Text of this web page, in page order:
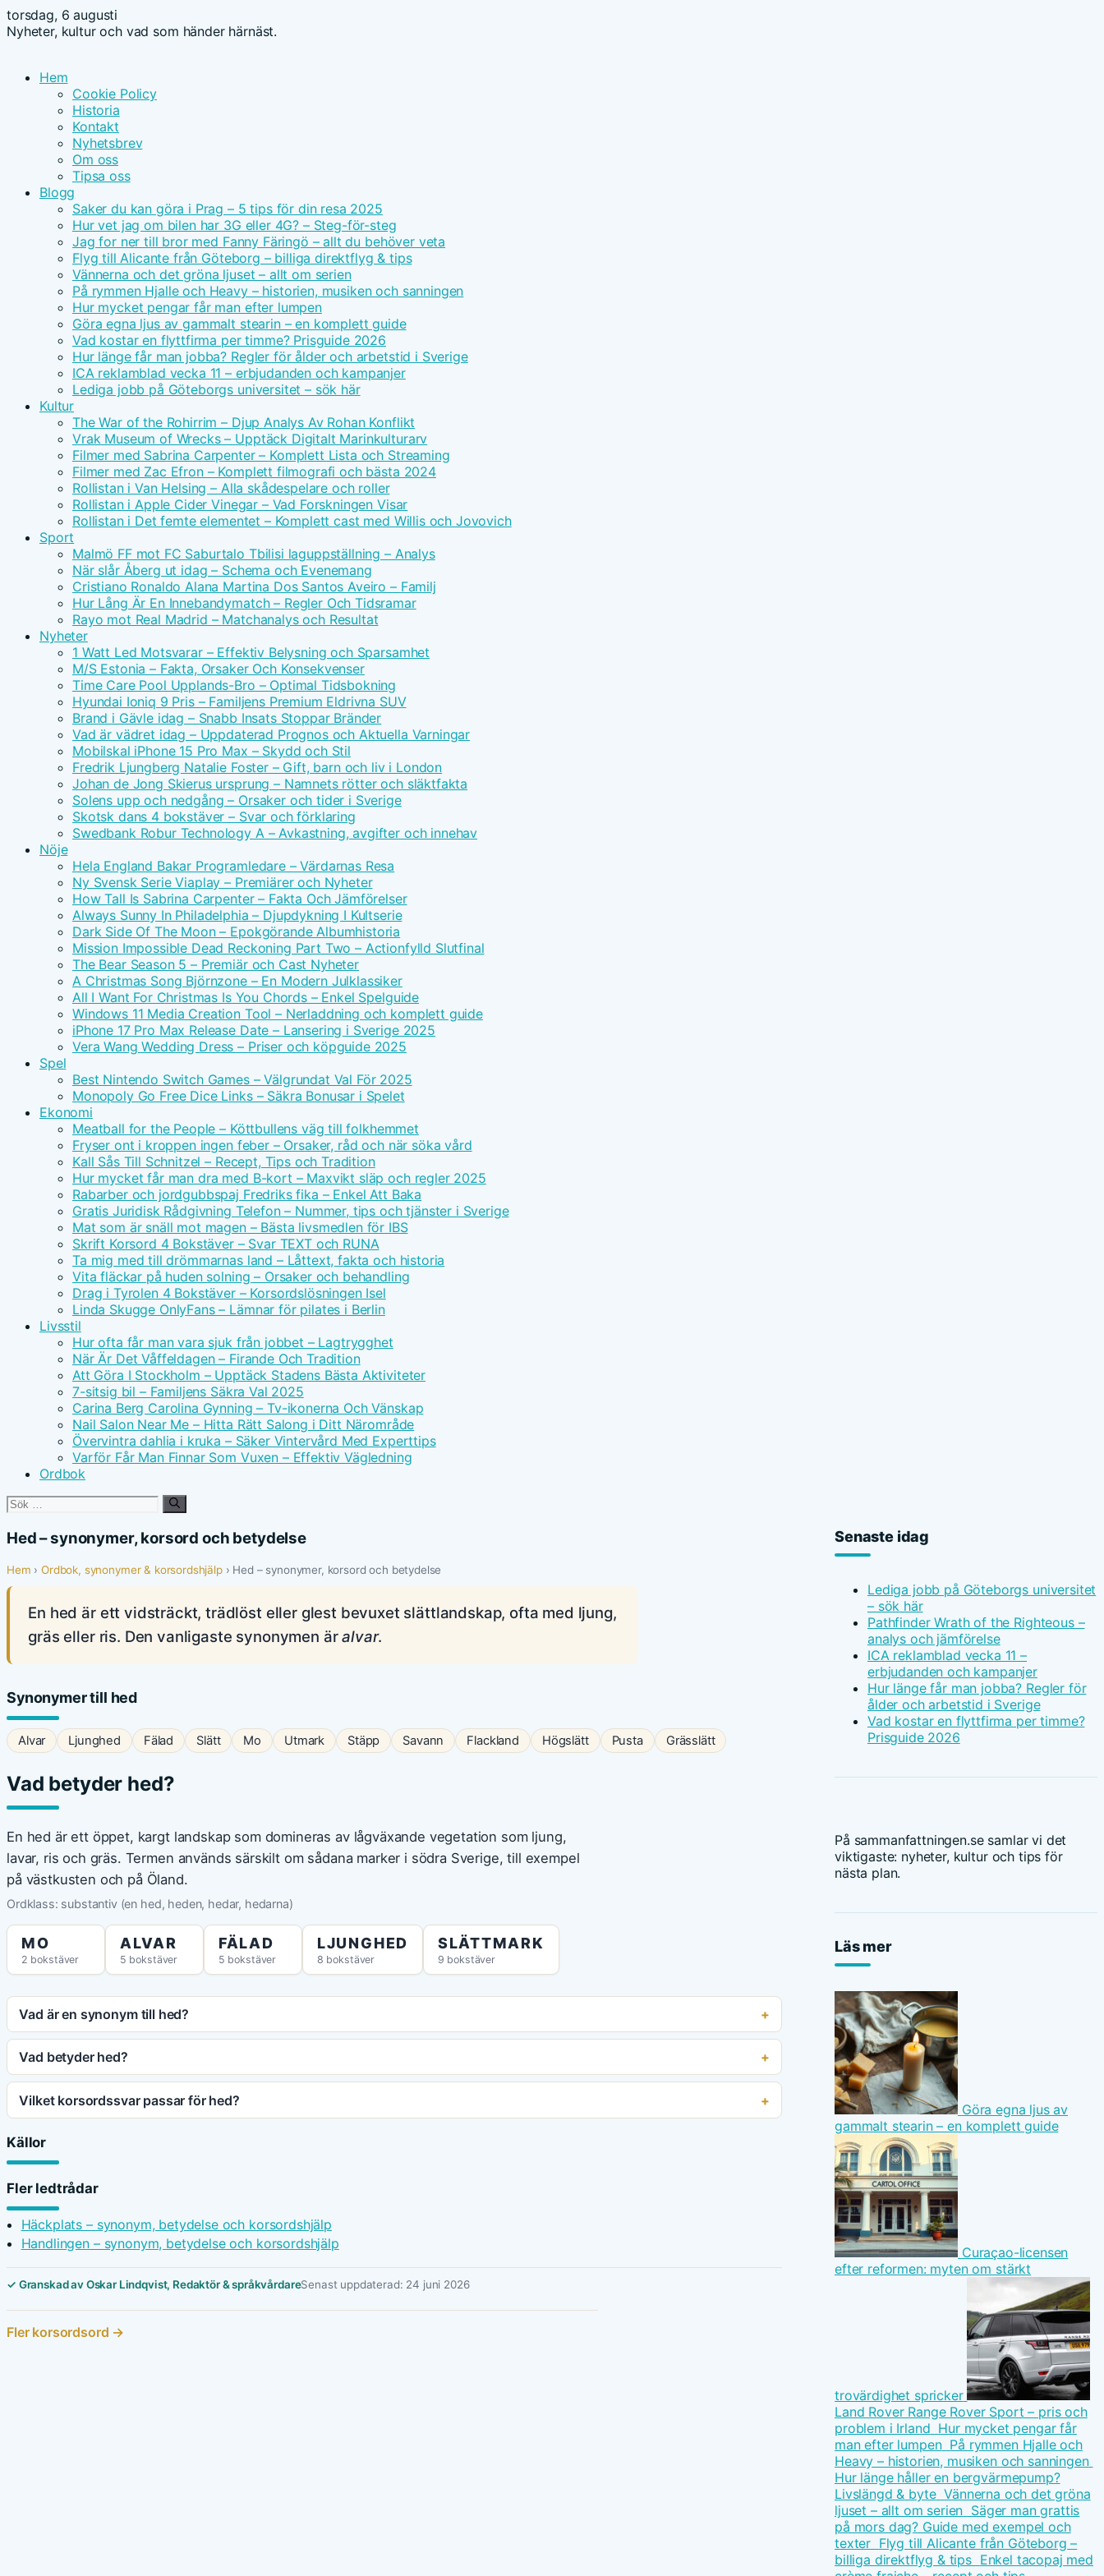
torsdag, 6 augusti
Nyheter, kultur och vad som händer härnäst.
Hem
Cookie Policy
Historia
Kontakt
Nyhetsbrev
Om oss
Tipsa oss
Blogg
Saker du kan göra i Prag – 5 tips för din resa 2025
Hur vet jag om bilen har 3G eller 4G? – Steg-för-steg
Jag for ner till bror med Fanny Färingö – allt du behöver veta
Flyg till Alicante från Göteborg – billiga direktflyg & tips
Vännerna och det gröna ljuset – allt om serien
På rymmen Hjalle och Heavy – historien, musiken och sanningen
Hur mycket pengar får man efter lumpen
Göra egna ljus av gammalt stearin – en komplett guide
Vad kostar en flyttfirma per timme? Prisguide 2026
Hur länge får man jobba? Regler för ålder och arbetstid i Sverige
ICA reklamblad vecka 11 – erbjudanden och kampanjer
Lediga jobb på Göteborgs universitet – sök här
Kultur
The War of the Rohirrim – Djup Analys Av Rohan Konflikt
Vrak Museum of Wrecks – Upptäck Digitalt Marinkulturarv
Filmer med Sabrina Carpenter – Komplett Lista och Streaming
Filmer med Zac Efron – Komplett filmografi och bästa 2024
Rollistan i Van Helsing – Alla skådespelare och roller
Rollistan i Apple Cider Vinegar – Vad Forskningen Visar
Rollistan i Det femte elementet – Komplett cast med Willis och Jovovich
Sport
Malmö FF mot FC Saburtalo Tbilisi laguppställning – Analys
När slår Åberg ut idag – Schema och Evenemang
Cristiano Ronaldo Alana Martina Dos Santos Aveiro – Familj
Hur Lång Är En Innebandymatch – Regler Och Tidsramar
Rayo mot Real Madrid – Matchanalys och Resultat
Nyheter
1 Watt Led Motsvarar – Effektiv Belysning och Sparsamhet
M/S Estonia – Fakta, Orsaker Och Konsekvenser
Time Care Pool Upplands-Bro – Optimal Tidsbokning
Hyundai Ioniq 9 Pris – Familjens Premium Eldrivna SUV
Brand i Gävle idag – Snabb Insats Stoppar Bränder
Vad är vädret idag – Uppdaterad Prognos och Aktuella Varningar
Mobilskal iPhone 15 Pro Max – Skydd och Stil
Fredrik Ljungberg Natalie Foster – Gift, barn och liv i London
Johan de Jong Skierus ursprung – Namnets rötter och släktfakta
Solens upp och nedgång – Orsaker och tider i Sverige
Skotsk dans 4 bokstäver – Svar och förklaring
Swedbank Robur Technology A – Avkastning, avgifter och innehav
Nöje
Hela England Bakar Programledare – Värdarnas Resa
Ny Svensk Serie Viaplay – Premiärer och Nyheter
How Tall Is Sabrina Carpenter – Fakta Och Jämförelser
Always Sunny In Philadelphia – Djupdykning I Kultserie
Dark Side Of The Moon – Epokgörande Albumhistoria
Mission Impossible Dead Reckoning Part Two – Actionfylld Slutfinal
The Bear Season 5 – Premiär och Cast Nyheter
A Christmas Song Björnzone – En Modern Julklassiker
All I Want For Christmas Is You Chords – Enkel Spelguide
Windows 11 Media Creation Tool – Nerladdning och komplett guide
iPhone 17 Pro Max Release Date – Lansering i Sverige 2025
Vera Wang Wedding Dress – Priser och köpguide 2025
Spel
Best Nintendo Switch Games – Välgrundat Val För 2025
Monopoly Go Free Dice Links – Säkra Bonusar i Spelet
Ekonomi
Meatball for the People – Köttbullens väg till folkhemmet
Fryser ont i kroppen ingen feber – Orsaker, råd och när söka vård
Kall Sås Till Schnitzel – Recept, Tips och Tradition
Hur mycket får man dra med B-kort – Maxvikt släp och regler 2025
Rabarber och jordgubbspaj Fredriks fika – Enkel Att Baka
Gratis Juridisk Rådgivning Telefon – Nummer, tips och tjänster i Sverige
Mat som är snäll mot magen – Bästa livsmedlen för IBS
Skrift Korsord 4 Bokstäver – Svar TEXT och RUNA
Ta mig med till drömmarnas land – Låttext, fakta och historia
Vita fläckar på huden solning – Orsaker och behandling
Drag i Tyrolen 4 Bokstäver – Korsordslösningen Isel
Linda Skugge OnlyFans – Lämnar för pilates i Berlin
Livsstil
Hur ofta får man vara sjuk från jobbet – Lagtrygghet
När Är Det Våffeldagen – Firande Och Tradition
Att Göra I Stockholm – Upptäck Stadens Bästa Aktiviteter
7-sitsig bil – Familjens Säkra Val 2025
Carina Berg Carolina Gynning – Tv-ikonerna Och Vänskap
Nail Salon Near Me – Hitta Rätt Salong i Ditt Närområde
Övervintra dahlia i kruka – Säker Vintervård Med Experttips
Varför Får Man Finnar Som Vuxen – Effektiv Vägledning
Ordbok
Sök
Hed – synonymer, korsord och betydelse
Hem ›Ordbok, synonymer & korsordshjälp› Hed – synonymer, korsord och betydelse
En hed är ett vidsträckt, trädlöst eller glest bevuxet slättlandskap, ofta med ljung,
gräs eller ris. Den vanligaste synonymen äralvar.
Synonymer till hed
Alvar Ljunghed Fälad Slätt Mo Utmark Stäpp Savann Flackland Högslätt Pusta Grässlätt
Vad betyder hed?
En hed är ett öppet, kargt landskap som domineras av lågväxande vegetation som ljung,
lavar, ris och gräs. Termen används särskilt om sådana marker i södra Sverige, till exempel
på västkusten och på Öland.
Ordklass: substantiv (en hed, heden, hedar, hedarna)
MO
2 bokstäver
ALVAR
5 bokstäver
FÄLAD
5 bokstäver
LJUNGHED
8 bokstäver
SLÄTTMARK
9 bokstäver
Vad är en synonym till hed?
Vad betyder hed?
Vilket korsordssvar passar för hed?
Källor
Fler ledtrådar
Häckplats – synonym, betydelse och korsordshjälp
Handlingen – synonym, betydelse och korsordshjälp
✓ Granskad av Oskar Lindqvist, Redaktör & språkvårdareSenast uppdaterad: 24 juni 2026
Fler korsordsord →
Senaste idag
Lediga jobb på Göteborgs universitet
– sök här
Pathfinder Wrath of the Righteous –
analys och jämförelse
ICA reklamblad vecka 11 –
erbjudanden och kampanjer
Hur länge får man jobba? Regler för
ålder och arbetstid i Sverige
Vad kostar en flyttfirma per timme?
Prisguide 2026
På sammanfattningen.se samlar vi det
viktigaste: nyheter, kultur och tips för
nästa plan.
Läs mer
Göra egna ljus av
gammalt stearin – en komplett guide
Curaçao-licensen
efter reformen: myten om stärkt
trovärdighet spricker
Land Rover Range Rover Sport – pris och
problem i Irland Hur mycket pengar får
man efter lumpen På rymmen Hjalle och
Heavy – historien, musiken och sanningen
Hur länge håller en bergvärmepump?
Livslängd & byte Vännerna och det gröna
ljuset – allt om serien Säger man grattis
på mors dag? Guide med exempel och
texter Flyg till Alicante från Göteborg –
billiga direktflyg & tips Enkel tacopaj med